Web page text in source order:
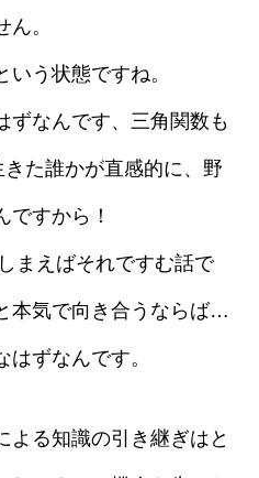
。
いう状態ですね。
ずなんです、三角関数も
た誰かが直感的に、野
ですから！
まえばそれですむ話で
本気で向き合うならば…
ずなんです。
よる知識の引き継ぎはと